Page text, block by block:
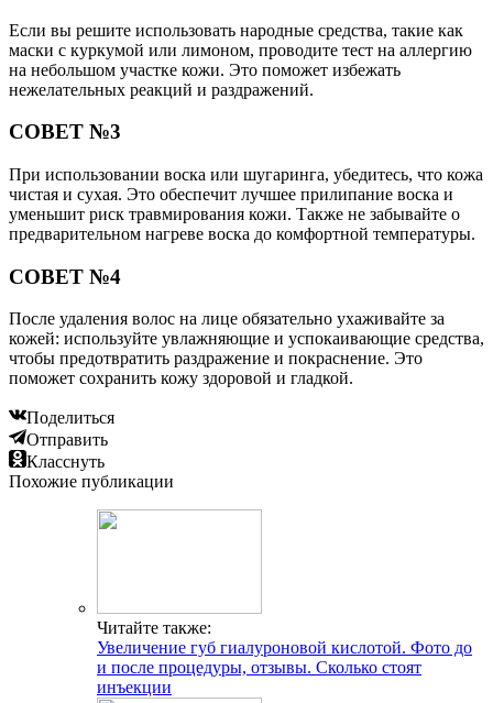
Если вы решите использовать народные средства, такие как
маски с куркумой или лимоном, проводите тест на аллергию
на небольшом участке кожи. Это поможет избежать
нежелательных реакций и раздражений.
СОВЕТ №3
При использовании воска или шугаринга, убедитесь, что кожа
чистая и сухая. Это обеспечит лучшее прилипание воска и
уменьшит риск травмирования кожи. Также не забывайте о
предварительном нагреве воска до комфортной температуры.
СОВЕТ №4
После удаления волос на лице обязательно ухаживайте за
кожей: используйте увлажняющие и успокаивающие средства,
чтобы предотвратить раздражение и покраснение. Это
поможет сохранить кожу здоровой и гладкой.
Поделиться
Отправить
Класснуть
Похожие публикации
Читайте также:
Увеличение губ гиалуроновой кислотой. Фото до
и после процедуры, отзывы. Сколько стоят
инъекции